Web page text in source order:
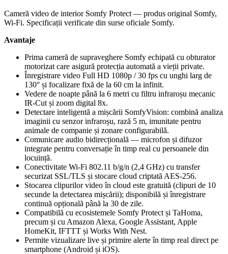
Cameră video de interior Somfy Protect — produs original Somfy,
Wi-Fi. Specificații verificate din surse oficiale Somfy.
Avantaje
Prima cameră de supraveghere Somfy echipată cu obturator
motorizat care asigură protecția automată a vieții private.
Înregistrare video Full HD 1080p / 30 fps cu unghi larg de
130° și focalizare fixă de la 60 cm la infinit.
Vedere de noapte până la 6 metri cu filtru infraroșu mecanic
IR-Cut și zoom digital 8x.
Detectare inteligentă a mișcării SomfyVision: combină analiza
imaginii cu senzor infraroșu, rază 5 m, imunitate pentru
animale de companie și zonare configurabilă.
Comunicare audio bidirecțională — microfon și difuzor
integrate pentru conversație în timp real cu persoanele din
locuință.
Conectivitate Wi-Fi 802.11 b/g/n (2,4 GHz) cu transfer
securizat SSL/TLS și stocare cloud criptată AES-256.
Stocarea clipurilor video în cloud este gratuită (clipuri de 10
secunde la detectarea mișcării); disponibilă și înregistrare
continuă opțională până la 30 de zile.
Compatibilă cu ecosistemele Somfy Protect și TaHoma,
precum și cu Amazon Alexa, Google Assistant, Apple
HomeKit, IFTTT și Works With Nest.
Permite vizualizare live și primire alerte în timp real direct pe
smartphone (Android și iOS).